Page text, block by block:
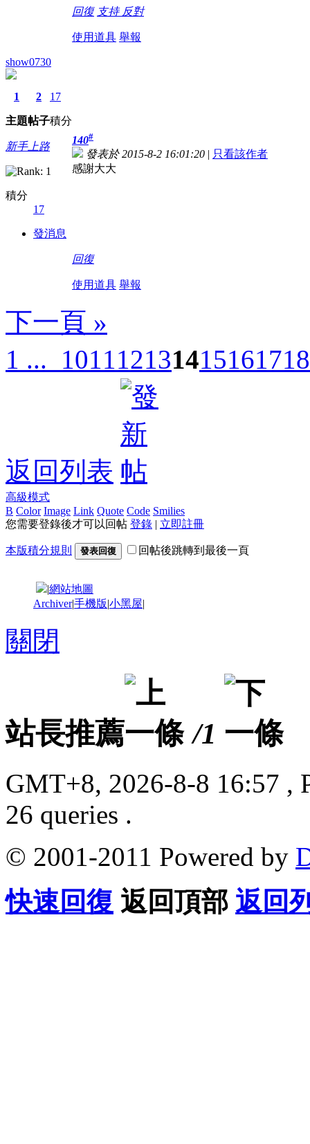
回復 支持 反對
使用道具 舉報
show0730
1
主題
2
帖子
17
積分
新手上路
積分
17
發消息
140#
發表於 2015-8-2 16:01:20 | 只看該作者
感謝大大
回復
使用道具 舉報
下一頁 »
1 ... 101112131415161718
返回列表
高級模式
B Color Image Link Quote Code Smilies
您需要登錄後才可以回帖 登錄 | 立即註冊
本版積分規則 發表回復 回帖後跳轉到最後一頁
|網站地圖
Archiver|手機版|小黑屋|
關閉
站長推薦 /1
GMT+8, 2026-8-8 16:57 ,
26 queries .
© 2001-2011 Powered by
快速回復 返回頂部 返回